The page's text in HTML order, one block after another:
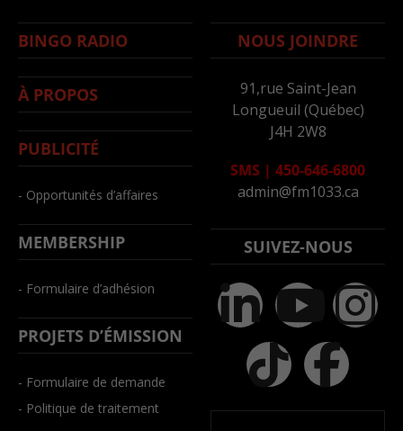
BINGO RADIO
À PROPOS
PUBLICITÉ
- Opportunités d’affaires
MEMBERSHIP
- Formulaire d’adhésion
PROJETS D’ÉMISSION
- Formulaire de demande
- Politique de traitement
NOUS JOINDRE
91,rue Saint-Jean
Longueuil (Québec)
J4H 2W8
SMS | 450-646-6800
admin@fm1033.ca
SUIVEZ-NOUS